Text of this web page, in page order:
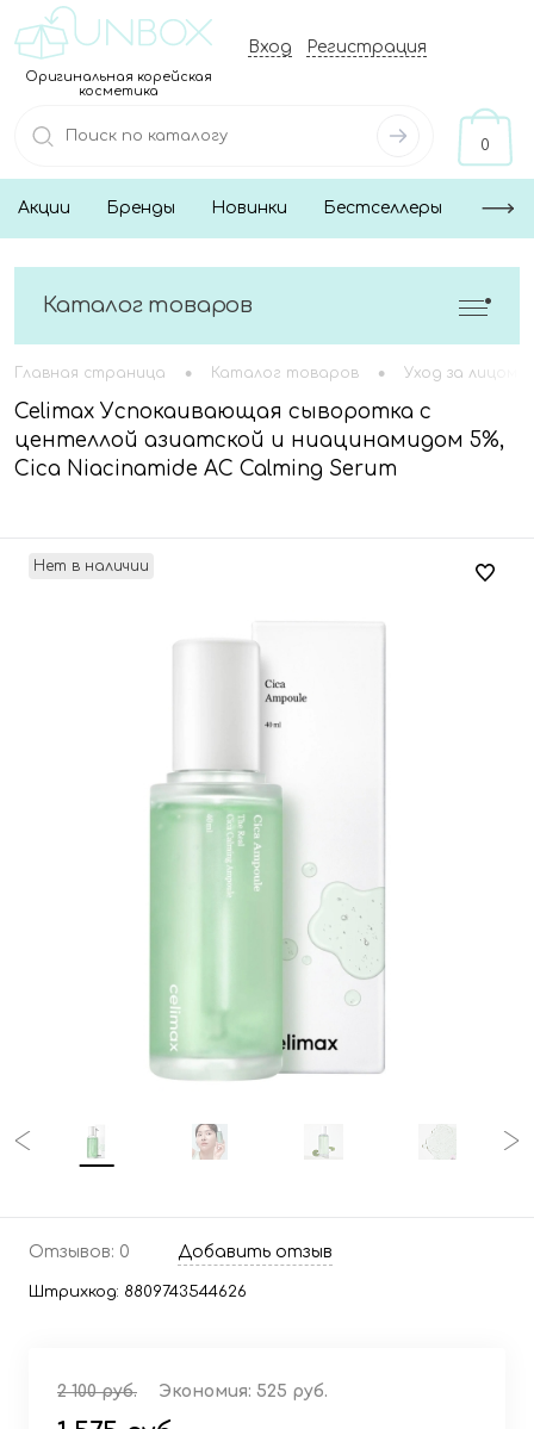
Оригинальная корейская
косметика
Вход Регистрация
0
Акции Бренды Новинки Бестселлеры
Каталог товаров
Главная страница • Каталог товаров • Уход за лицом
Celimax Успокаивающая сыворотка с
центеллой азиатской и ниацинамидом 5%,
Cica Niacinamide AC Calming Serum
Нет в наличии
Отзывов: 0 Добавить отзыв
Штрихкод: 8809743544626
2 100 руб. Экономия: 525 руб.